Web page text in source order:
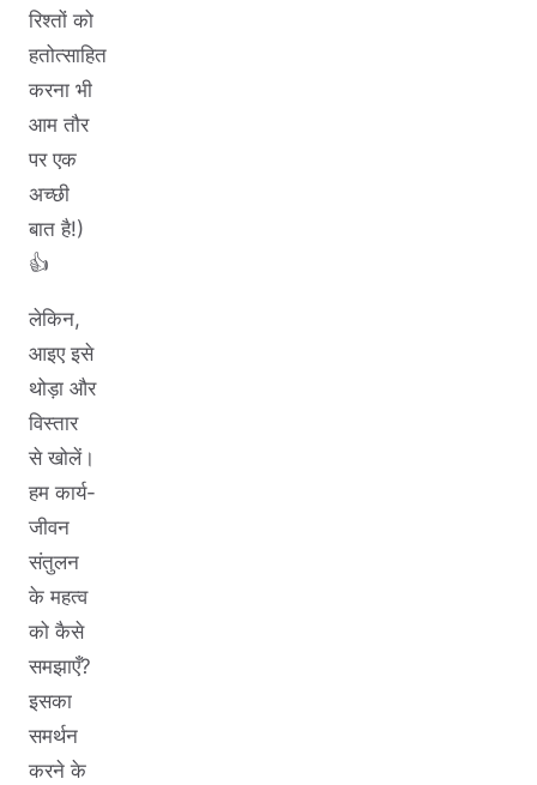
रिश्तों को
हतोत्साहित
करना भी
आम तौर
पर एक
अच्छी
बात है!)
👍
लेकिन,
आइए इसे
थोड़ा और
विस्तार
से खोलें।
हम कार्य-
जीवन
संतुलन
के महत्व
को कैसे
समझाएँ?
इसका
समर्थन
करने के